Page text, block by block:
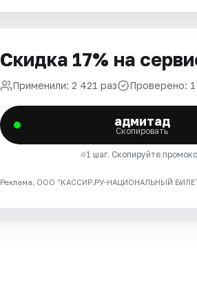
Скидка 17% на
Применили: 2 421 раз Проверено:
адмитад
Скопировать
1 шаг. Скопируйте
Реклама. ООО "КАССИР.РУ-НАЦИОНАЛЬНЫЙ